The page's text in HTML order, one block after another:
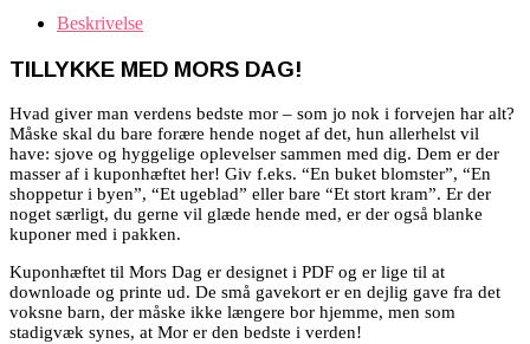
Beskrivelse
TILLYKKE MED MORS DAG!
Hvad giver man verdens bedste mor – som jo nok i forvejen har alt?
Måske skal du bare forære hende noget af det, hun allerhelst vil
have: sjove og hyggelige oplevelser sammen med dig. Dem er der
masser af i kuponhæftet her! Giv f.eks. “En buket blomster”, “En
shoppetur i byen”, “Et ugeblad” eller bare “Et stort kram”. Er der
noget særligt, du gerne vil glæde hende med, er der også blanke
kuponer med i pakken.
Kuponhæftet til Mors Dag er designet i PDF og er lige til at
downloade og printe ud. De små gavekort er en dejlig gave fra det
voksne barn, der måske ikke længere bor hjemme, men som
stadigvæk synes, at Mor er den bedste i verden!